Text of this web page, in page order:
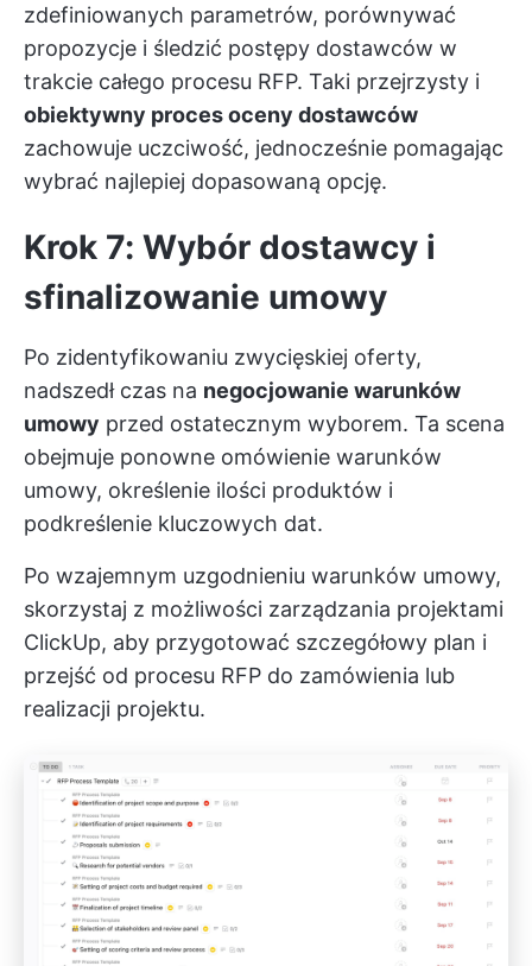
zdefiniowanych parametrów, porównywać
propozycje i śledzić postępy dostawców w
trakcie całego procesu RFP. Taki przejrzysty i
obiektywny proces oceny dostawców
zachowuje uczciwość, jednocześnie pomagając
wybrać najlepiej dopasowaną opcję.
Krok 7: Wybór dostawcy i
sfinalizowanie umowy
Po zidentyfikowaniu zwycięskiej oferty,
nadszedł czas na negocjowanie warunków
umowy przed ostatecznym wyborem. Ta scena
obejmuje ponowne omówienie warunków
umowy, określenie ilości produktów i
podkreślenie kluczowych dat.
Po wzajemnym uzgodnieniu warunków umowy,
skorzystaj z możliwości zarządzania projektami
ClickUp, aby przygotować szczegółowy plan i
przejść od procesu RFP do zamówienia lub
realizacji projektu.